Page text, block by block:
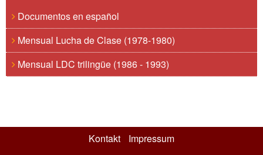
Documentos en español
Mensual Lucha de Clase (1978-1980)
Mensual LDC trilingüe (1986 - 1993)
Kontakt Impressum